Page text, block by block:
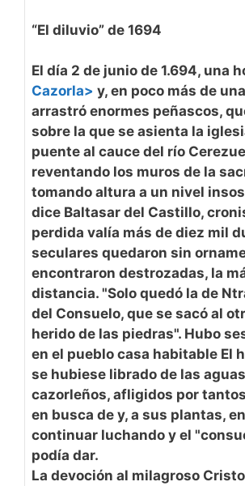
“El diluvio” de 1694
El día 2 de junio de 1.694, una
Cazorla> y, en poco más de
arrastró enormes peñascos,
sobre la que se asienta la
puente al cauce del río
reventando los muros de la
tomando altura a un nivel
dice Baltasar del Castillo,
perdida valía más de diez mil
seculares quedaron sin
encontraron destrozadas, la
distancia. "Solo quedó la de
del Consuelo, que se sacó al
herido de las piedras". Hubo
en el pueblo casa habitable El
se hubiese librado de las
cazorleños, afligidos por
en busca de y, a sus plantas,
continuar luchando y el
podía dar.
La devoción al milagroso